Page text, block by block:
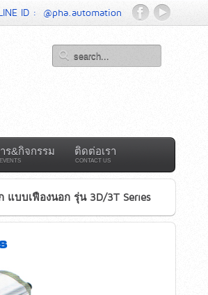
ID : @pha.automation
ร&กิจกรรม ติดต่อเรา
CONTACT US
แบบเฟืองนอก รุ่น 3D/3T Series